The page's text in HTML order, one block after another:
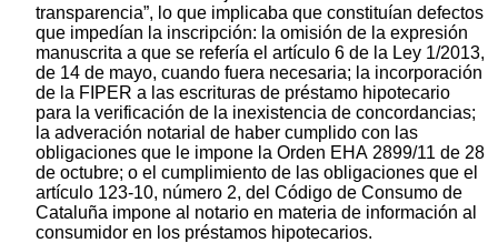
transparencia”, lo que implicaba que constituían defectos
que impedían la inscripción: la omisión de la expresión
manuscrita a que se refería el artículo 6 de la Ley 1/2013,
de 14 de mayo, cuando fuera necesaria; la incorporación
de la FIPER a las escrituras de préstamo hipotecario
para la verificación de la inexistencia de concordancias;
la adveración notarial de haber cumplido con las
obligaciones que le impone la Orden EHA 2899/11 de 28
de octubre; o el cumplimiento de las obligaciones que el
artículo 123-10, número 2, del Código de Consumo de
Cataluña impone al notario en materia de información al
consumidor en los préstamos hipotecarios.